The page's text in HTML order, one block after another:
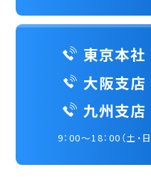
東京本
大阪支
九州支
9：00～18：00（土・